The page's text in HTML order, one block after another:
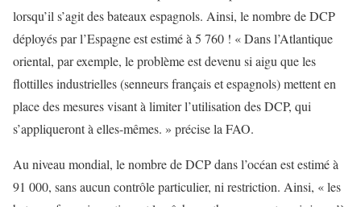
lorsqu’il s’agit des bateaux espagnols. Ainsi, le nombre de DCP
déployés par l’Espagne est estimé à 5 760 ! « Dans l’Atlantique
oriental, par exemple, le problème est devenu si aigu que les
flottilles industrielles (senneurs français et espagnols) mettent en
place des mesures visant à limiter l’utilisation des DCP, qui
s’appliqueront à elles-mêmes. » précise la FAO.
Au niveau mondial, le nombre de DCP dans l’océan est estimé à
91 000, sans aucun contrôle particulier, ni restriction. Ainsi, « les